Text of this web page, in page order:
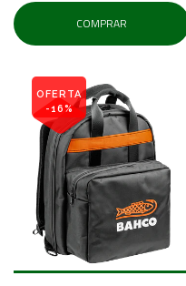
COMPRAR
OFERTA
-16%